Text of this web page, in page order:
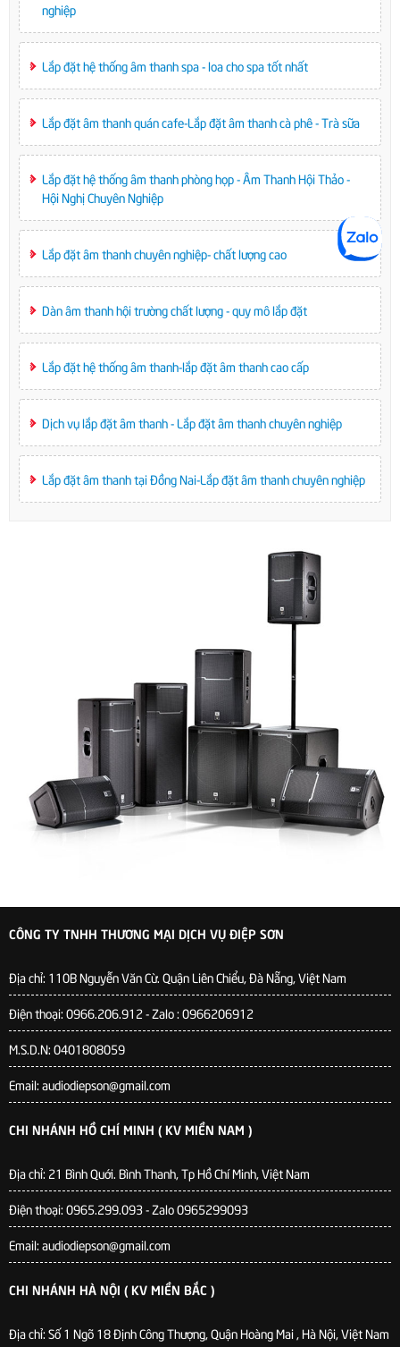
nghiệp
Lắp đặt hệ thống âm thanh spa - loa cho spa tốt nhất
Lắp đặt âm thanh quán cafe-Lắp đặt âm thanh cà phê - Trà sữa
Lắp đặt hệ thống âm thanh phòng họp - Âm Thanh Hội Thảo -
Hội Nghị Chuyên Nghiệp
Lắp đặt âm thanh chuyên nghiệp- chất lượng cao
Dàn âm thanh hội trường chất lượng - quy mô lắp đặt
Lắp đặt hệ thống âm thanh-lắp đặt âm thanh cao cấp
Dịch vụ lắp đặt âm thanh - Lắp đặt âm thanh chuyên nghiệp
Lắp đặt âm thanh tại Đồng Nai-Lắp đặt âm thanh chuyên nghiệp
CÔNG TY TNHH THƯƠNG MẠI DỊCH VỤ ĐIỆP SƠN
Địa chỉ: 110B Nguyễn Văn Cừ. Quận Liên Chiểu, Đà Nẵng, Việt Nam
Điện thoại: 0966.206.912 - Zalo : 0966206912
M.S.D.N: 0401808059
Email: audiodiepson@gmail.com
CHI NHÁNH HỒ CHÍ MINH ( KV MIỀN NAM )
Địa chỉ: 21 Bình Quới. Bình Thanh, Tp Hồ Chí Minh, Việt Nam
Điện thoại: 0965.299.093 - Zalo 0965299093
Email: audiodiepson@gmail.com
CHI NHÁNH HÀ NỘI ( KV MIỀN BẮC )
Địa chỉ: Số 1 Ngõ 18 Định Công Thượng, Quận Hoàng Mai , Hà Nội, Việt Nam